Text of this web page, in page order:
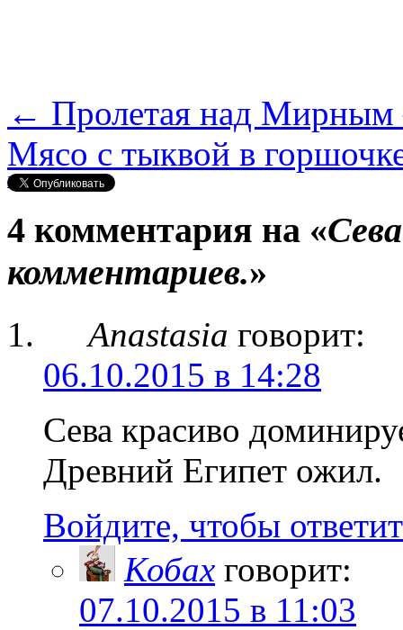
← Пролетая над
Мясо с тыквой в
Нравится
4 комментария на «
комментариев.»
Anastasia говорит:
06.10.2015 в 14:28
Сева красиво
Древний Египет ожил.
Войдите, чтобы
Кобах говорит:
07.10.2015 в 11:03